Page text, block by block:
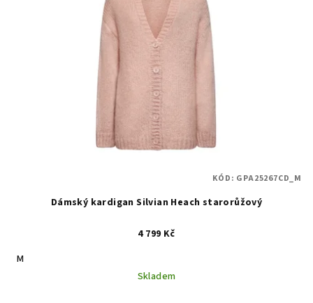
Dámský kardigan Silvian Heach starorůžový
4 799 Kč
M
Skladem
KÓD: GPA25267CD_M